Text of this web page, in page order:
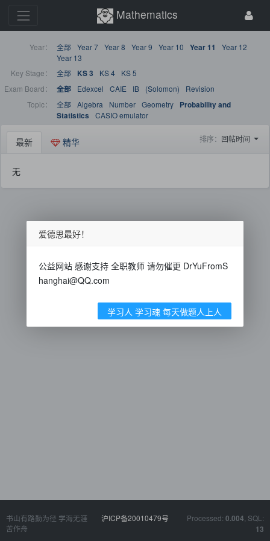
Mathematics
Year： 全部 Year 7 Year 8 Year 9 Year 10 Year 11
Year 12
Year 13
Key Stage：
全部 KS 3 KS 4
KS 5
Exam Board：
全部 Edexcel CAIE IB (Solomon)
Revision
Topic：
全部 Algebra Number Geometry
Probability and
Statistics
CASIO emulator
最新 精华 排序： 回帖时间
无
书山有路勤为径 学海无涯
苦作舟
沪ICP备20010479号 Processed: 0.004 , SQL:
13
爱德思最好！
公益网站 感谢支持 全职教师 请勿催更 DrYuFromS
hanghai@QQ.com
学习人 学习魂 每天做题人上人